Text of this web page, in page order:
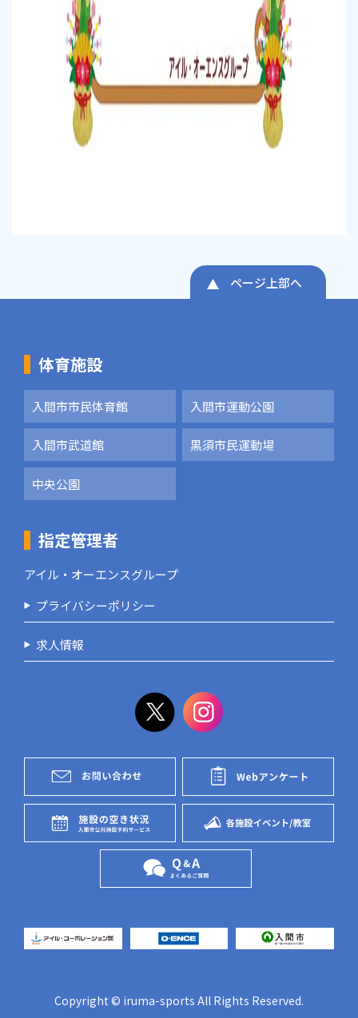
ページ上部へ
体育施設
入間市市民体育館 入間市運動公園
入間市武道館 黒須市民運動場
中央公園
指定管理者
アイル・オーエンスグループ
プライバシーポリシー
求人情報
Copyright © iruma-sports All Rights Reserved.